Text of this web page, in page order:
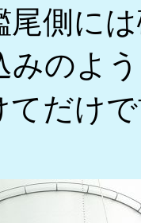
側には
みのよ
てだけ